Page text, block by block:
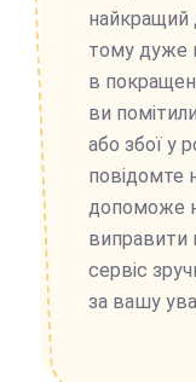
найкращий
тому дуже
в
ви
або збої у
повідомте
допоможе
виправити
сервіс
за вашу